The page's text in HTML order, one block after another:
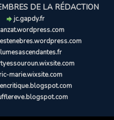
DE LA RÉDACTION
jc.gapdy.fr
marie.wixsite.com